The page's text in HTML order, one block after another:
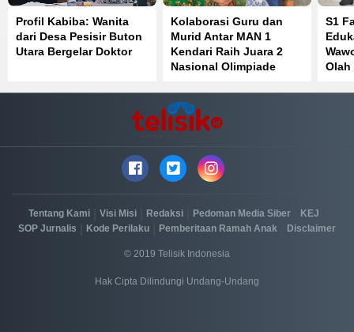
Profil Kabiba: Wanita
dari Desa Pesisir Buton
Utara Bergelar Doktor
Kolaborasi Guru dan
Murid Antar MAN 1
Kendari Raih Juara 2
Nasional Olimpiade
S1
Olah
Tentang Kami Visi Misi Redaksi Pedoman Media Siber KEJ
SOP Jurnalis Kode Perilaku Pemberitaan Ramah Anak Disclaimer
© 2019 Telisik Indonesia
Hak Cipta Dilindungi Undang-Undang